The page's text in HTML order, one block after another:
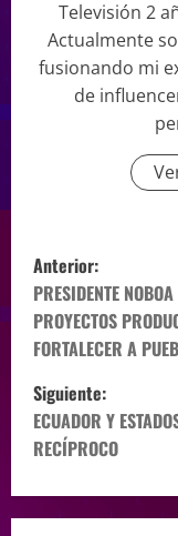
Televisión 2
Actualmente
fusionando mi
de
Anterior:
PRESIDENTE
PROYECTOS
FORTALECER A
Siguiente:
ECUADOR Y
RECÍPROCO